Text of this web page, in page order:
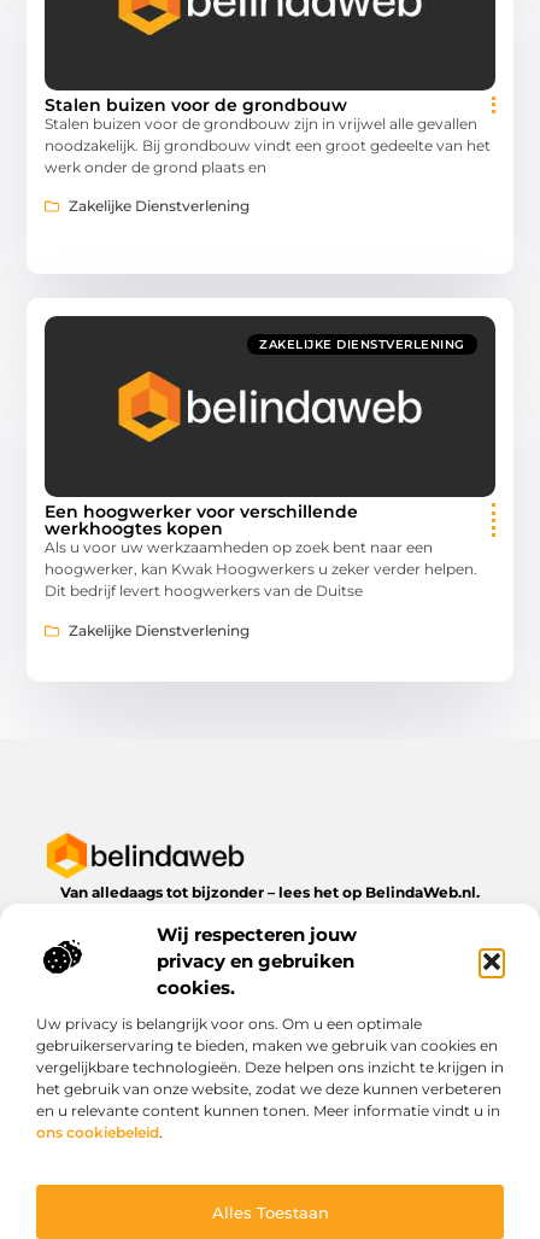
Wij respecteren jouw
privacy en gebruiken
cookies.
Uw privacy is belangrijk voor ons. Om u een optimale
gebruikerservaring te bieden, maken we gebruik van cookies en
vergelijkbare technologieën. Deze helpen ons inzicht te krijgen in
het gebruik van onze website, zodat we deze kunnen verbeteren
en u relevante content kunnen tonen. Meer informatie vindt u in
ons cookiebeleid.
Alles Toestaan
Stalen buizen voor de grondbouw
Stalen buizen voor de grondbouw zijn in vrijwel alle gevallen
noodzakelijk. Bij grondbouw vindt een groot gedeelte van het
werk onder de grond plaats en
Zakelijke Dienstverlening
ZAKELIJKE DIENSTVERLENING
Een hoogwerker voor verschillende
werkhoogtes kopen
Als u voor uw werkzaamheden op zoek bent naar een
hoogwerker, kan Kwak Hoogwerkers u zeker verder helpen.
Dit bedrijf levert hoogwerkers van de Duitse
Zakelijke Dienstverlening
Van alledaags tot bijzonder – lees het op BelindaWeb.nl.
dagelijks leven te bieden heeft.
Bericht categorie
Onze informatie
Cookiebeleid (EU)